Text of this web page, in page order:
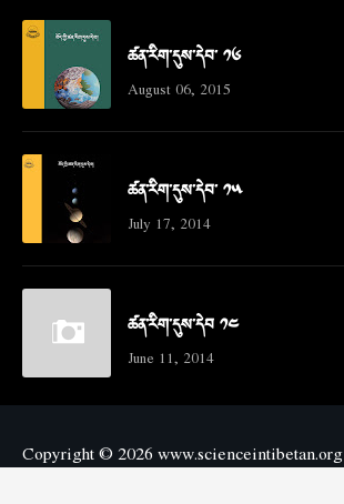
ཚན་རིག་དུས་དེབ་ ༡༦
August 06, 2015
ཚན་རིག་དུས་དེབ་ ༡༥
July 17, 2014
ཚན་རིག་དུས་དེབ ༡༤
June 11, 2014
Copyright © 2026 www.scienceintibetan.org